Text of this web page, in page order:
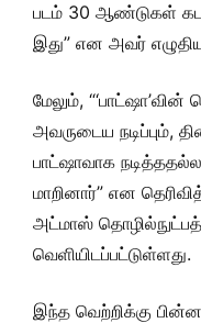
படம் 30 ஆண்டுகள்
இது” என அவர்
மேலும்,
அவருடைய நடிப்பும்,
பாட்ஷாவாக
மாறினார்” என
அட்மாஸ்
வெளியிடப்பட்டுள்ளது.
இந்த வெற்றிக்கு